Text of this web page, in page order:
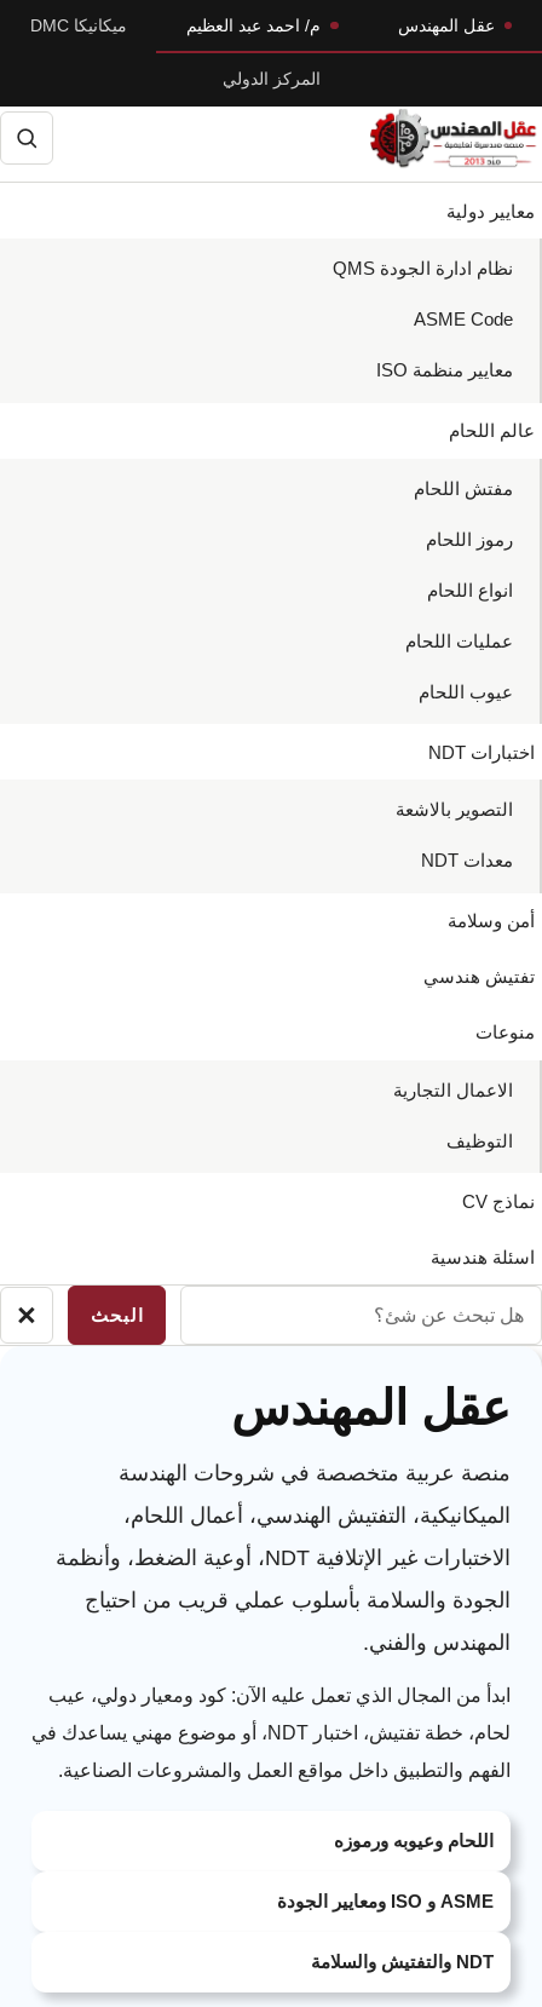
Skip
to
navigation
Skip
to
content
عقل المهندس م/ احمد عبد العظيم ميكانيكا DMC
المركز الدولي
معايير دولية
نظام ادارة الجودة QMS
ASME Code
معايير منظمة ISO
عالم اللحام
مفتش اللحام
رموز اللحام
انواع اللحام
عمليات اللحام
عيوب اللحام
اختبارات NDT
التصوير بالاشعة
معدات NDT
أمن وسلامة
تفتيش هندسي
منوعات
الاعمال التجارية
التوظيف
نماذج CV
اسئلة هندسية
تبحث
شئ؟
×
عقل المهندس
منصة عربية متخصصة في شروحات الهندسة
الميكانيكية، التفتيش الهندسي، أعمال اللحام،
الاختبارات غير الإتلافية NDT، أوعية الضغط، وأنظمة
الجودة والسلامة بأسلوب عملي قريب من احتياج
المهندس والفني.
ابدأ من المجال الذي تعمل عليه الآن: كود ومعيار دولي، عيب
لحام، خطة تفتيش، اختبار NDT، أو موضوع مهني يساعدك في
الفهم والتطبيق داخل مواقع العمل والمشروعات الصناعية.
اللحام وعيوبه ورموزه
ASME و ISO ومعايير الجودة
NDT والتفتيش والسلامة